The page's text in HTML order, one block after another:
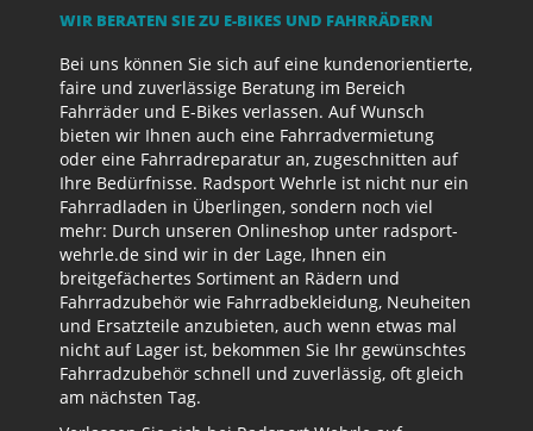
WIR BERATEN SIE ZU E-BIKES UND FAHRRÄDERN
Bei uns können Sie sich auf eine kundenorientierte,
faire und zuverlässige Beratung im Bereich
Fahrräder und E-Bikes verlassen. Auf Wunsch
bieten wir Ihnen auch eine Fahrradvermietung
oder eine Fahrradreparatur an, zugeschnitten auf
Ihre Bedürfnisse. Radsport Wehrle ist nicht nur ein
Fahrradladen in Überlingen, sondern noch viel
mehr: Durch unseren Onlineshop unter radsport-
wehrle.de sind wir in der Lage, Ihnen ein
breitgefächertes Sortiment an Rädern und
Fahrradzubehör wie Fahrradbekleidung, Neuheiten
und Ersatzteile anzubieten, auch wenn etwas mal
nicht auf Lager ist, bekommen Sie Ihr gewünschtes
Fahrradzubehör schnell und zuverlässig, oft gleich
am nächsten Tag.